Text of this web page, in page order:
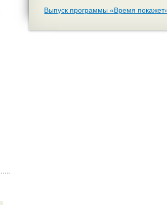
Выпуск программы «Время